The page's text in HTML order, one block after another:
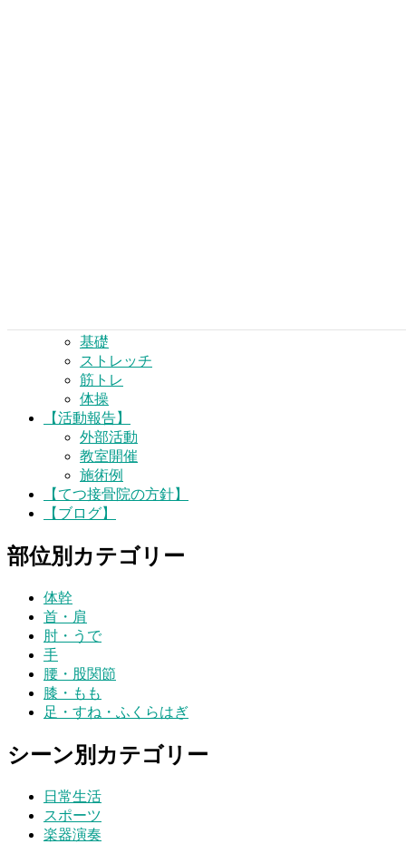
基礎
ストレッチ
筋トレ
体操
【活動報告】
外部活動
教室開催
施術例
【てつ接骨院の方針】
【ブログ】
部位別カテゴリー
体幹
首・肩
肘・うで
手
腰・股関節
膝・もも
足・すね・ふくらはぎ
シーン別カテゴリー
日常生活
スポーツ
楽器演奏